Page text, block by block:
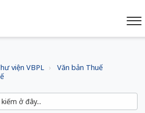
viện VBPL
Văn bản Thuế